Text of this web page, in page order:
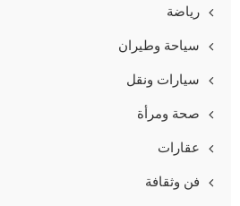
رياضة
سياحة وطيران
سيارات ونقل
صحة ومرأة
عقارات
فن وثقافة